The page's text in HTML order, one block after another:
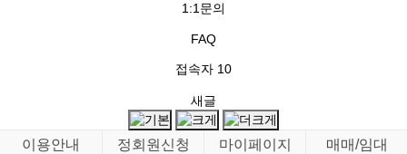
1:1문의
FAQ
접속자 10
새글
이용안내 정회원신청 마이페이지
매매/임대